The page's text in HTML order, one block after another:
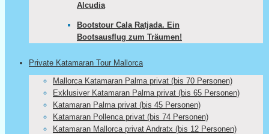
Alcudia
Bootstour Cala Ratjada. Ein
Bootsausflug zum Träumen!
Private Katamaran Tour Mallorca
Mallorca Katamaran Palma privat (bis 70 Personen)
Exklusiver Katamaran Palma privat (bis 65 Personen)
Katamaran Palma privat (bis 45 Personen)
Katamaran Pollenca privat (bis 74 Personen)
Katamaran Mallorca privat Andratx (bis 12 Personen)